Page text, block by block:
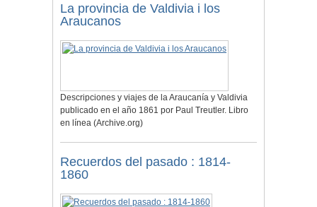
La provincia de Valdivia i los
Araucanos
Descripciones y viajes de la Araucanía y Valdivia
publicado en el año 1861 por Paul Treutler. Libro
en línea (Archive.org)
Recuerdos del pasado : 1814-
1860